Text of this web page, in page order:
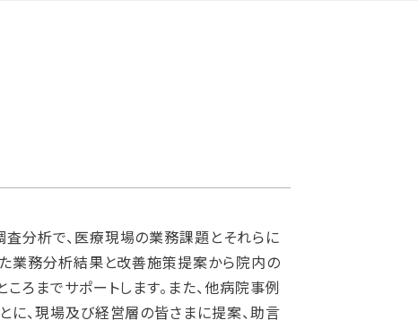
分析で、医療現場の業務課題とそれらに
業務分析結果と改善施策提案から院内の
ろまでサポートします。また、他病院事例
、現場及び経営層の皆さまに提案、助言